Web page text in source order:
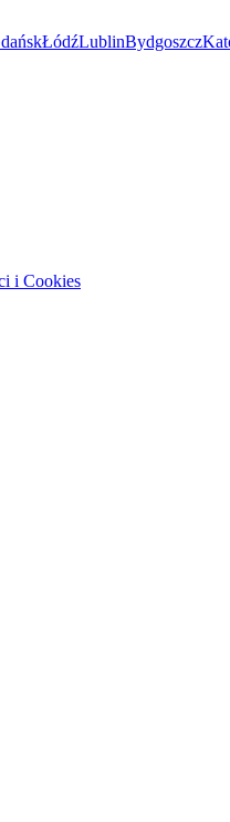
ŁódźLublinBydgoszcz
i Cookies